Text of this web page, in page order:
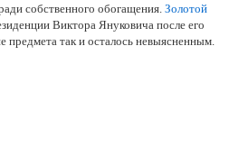
собственного обогащения. Золотой
Виктора Януковича после его
предмета так и осталось невыясненным.